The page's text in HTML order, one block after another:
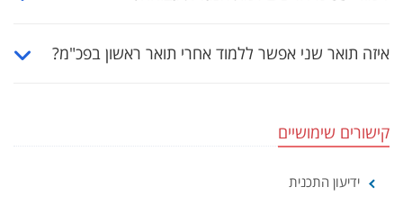
איזה תואר שני אפשר ללמוד אחרי תואר ראשון בפכ"מ?
קישורים שימושיים
ידיעון התכנית